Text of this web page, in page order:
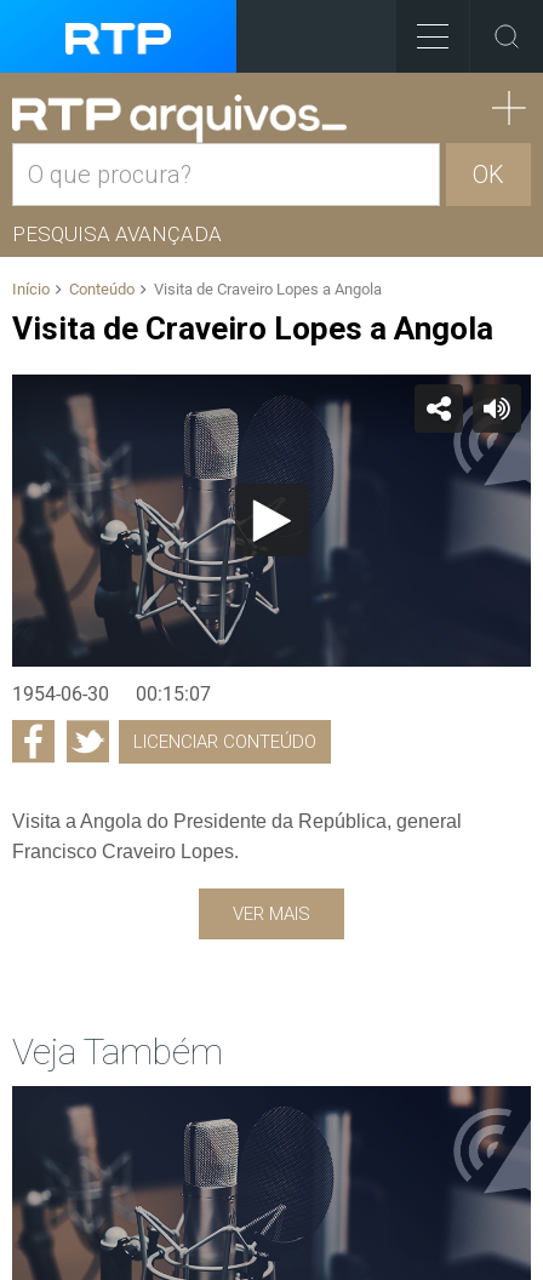
OK
PESQUISA AVANÇADA
Início Conteúdo Visita de Craveiro Lopes a Angola
Visita de Craveiro Lopes a Angola
1954-06-30 00:15:07
LICENCIAR CONTEÚDO
Visita a Angola do Presidente da República, general
Francisco Craveiro Lopes.
VER MAIS
Veja Também